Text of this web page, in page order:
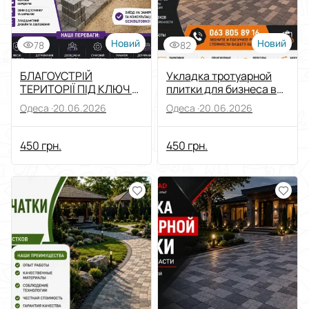
78 Новий
БЛАГОУСТРІЙ
ТЕРИТОРІЇ ПІД КЛЮЧ В
ОДЕСІ
Одеса ·20.06.2026
450 грн.
82 Новий
Укладка тротуарной
плитки для бизнеса в
Одессе
Одеса ·20.06.2026
450 грн.